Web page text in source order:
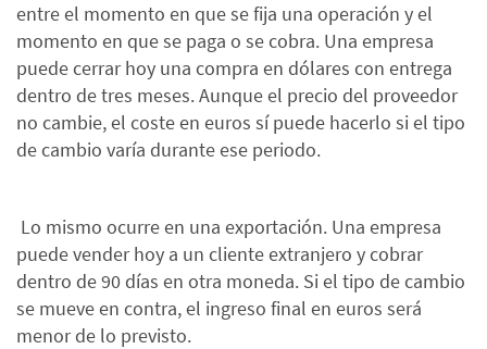
entre el momento en que se fija una operación y el
momento en que se paga o se cobra. Una empresa
puede cerrar hoy una compra en dólares con entrega
dentro de tres meses. Aunque el precio del proveedor
no cambie, el coste en euros sí puede hacerlo si el tipo
de cambio varía durante ese periodo.
Lo mismo ocurre en una exportación. Una empresa
puede vender hoy a un cliente extranjero y cobrar
dentro de 90 días en otra moneda. Si el tipo de cambio
se mueve en contra, el ingreso final en euros será
menor de lo previsto.